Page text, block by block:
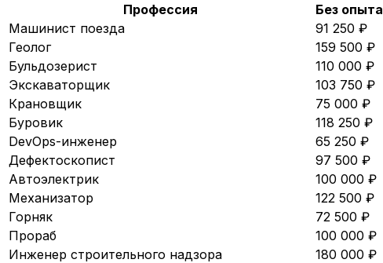
Профессия
Без опыта
Машинист поезда
91 250 ₽
Геолог
159 500 ₽
Бульдозерист
110 000 ₽
Экскаваторщик
103 750 ₽
Крановщик
75 000 ₽
Буровик
118 250 ₽
DevOps-инженер
65 250 ₽
Дефектоскопист
97 500 ₽
Автоэлектрик
100 000 ₽
Механизатор
122 500 ₽
Горняк
72 500 ₽
Прораб
100 000 ₽
Инженер строительного надзора
180 000 ₽